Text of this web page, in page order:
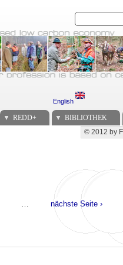
Suchen
English
REDD+ BIBLIOTHEK
Secondary
© 2012 by
nächste Seite ›